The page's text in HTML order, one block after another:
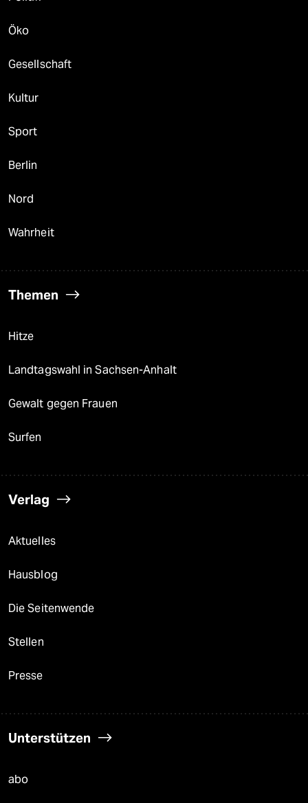
Öko
Gesellschaft
Kultur
Sport
Berlin
Nord
Wahrheit
Themen
Hitze
Landtagswahl in Sachsen-Anhalt
Gewalt gegen Frauen
Surfen
Verlag
Aktuelles
Hausblog
Die Seitenwende
Stellen
Presse
Unterstützen
abo